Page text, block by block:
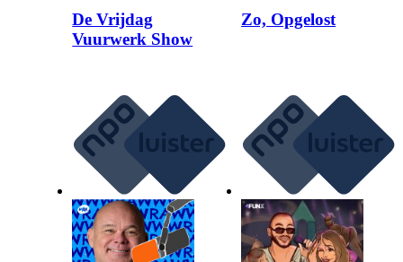
De Vrijdag
Vuurwerk Show
Zo, Opgelost